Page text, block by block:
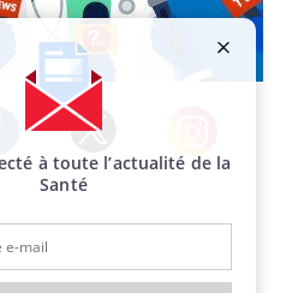
Twitter Instagram
à toute l’actualité de la
Santé